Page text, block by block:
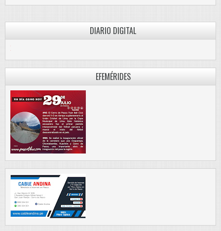
DIARIO DIGITAL
EFEMÉRIDES